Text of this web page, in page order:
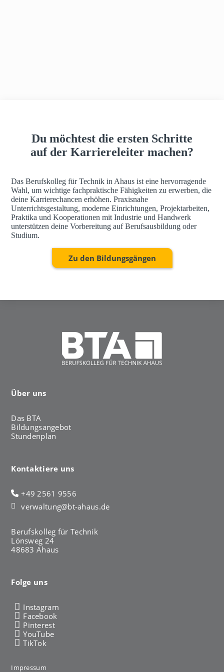
Du möchtest die ersten Schritte
auf der Karriereleiter machen?
Das Berufskolleg für Technik in Ahaus ist eine hervorragende
Wahl, um wichtige fachpraktische Fähigkeiten zu erwerben, die
deine Karrierechancen erhöhen. Praxisnahe
Unterrichtsgestaltung, moderne Einrichtungen, Projektarbeiten,
Praktika und Kooperationen mit Industrie und Handwerk
unterstützen deine Vorbereitung auf Berufsausbildung oder
Studium.
Zu den Bildungsgängen
Über uns
Das BTA
Bildungsangebot
Stundenplan
Kontaktiere uns
+49 2561 9556
verwaltung@bt-ahaus.de
Berufskolleg für Technik
Lönsweg 24
48683 Ahaus
Folge uns
Instagram
Facebook
Pinterest
YouTube
TikTok
Impressum